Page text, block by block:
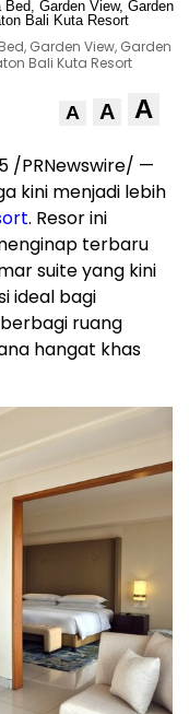
Garden View, Garden
Bali Kuta Resort
A A A
/PRNewswire/ —
kini menjadi lebih
. Resor ini
terbaru
suite yang kini
ideal bagi
ruang
hangat khas